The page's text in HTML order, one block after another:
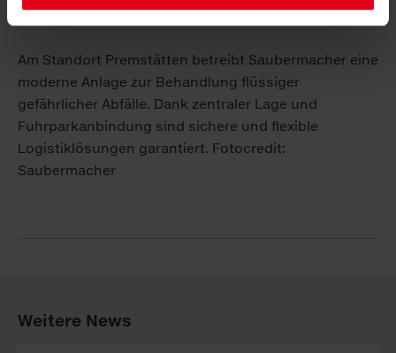
Am Standort Premstätten betreibt Saubermacher eine
moderne Anlage zur Behandlung flüssiger
gefährlicher Abfälle. Dank zentraler Lage und
Fuhrparkanbindung sind sichere und flexible
Logistiklösungen garantiert. Fotocredit:
Saubermacher
Weitere News